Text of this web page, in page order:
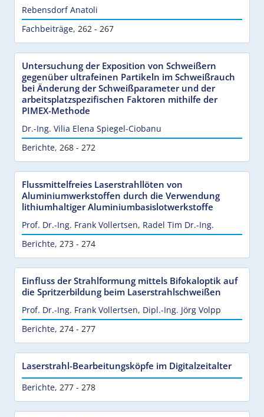
Rebensdorf Anatoli
Fachbeiträge, 262 - 267
Untersuchung der Exposition von Schweißern
gegenüber ultrafeinen Partikeln im Schweißrauch
bei Änderung der Schweißparameter und der
arbeitsplatzspezifischen Faktoren mithilfe der
PIMEX-Methode
Dr.-Ing. Vilia Elena Spiegel-Ciobanu
Berichte, 268 - 272
Flussmittelfreies Laserstrahllöten von
Aluminiumwerkstoffen durch die Verwendung
lithiumhaltiger Aluminiumbasislotwerkstoffe
Prof. Dr.-Ing. Frank Vollertsen, Radel Tim Dr.-Ing.
Berichte, 273 - 274
Einfluss der Strahlformung mittels Bifokaloptik auf
die Spritzerbildung beim Laserstrahlschweißen
Prof. Dr.-Ing. Frank Vollertsen, Dipl.-Ing. Jörg Volpp
Berichte, 274 - 277
Laserstrahl-Bearbeitungsköpfe im Digitalzeitalter
Berichte, 277 - 278